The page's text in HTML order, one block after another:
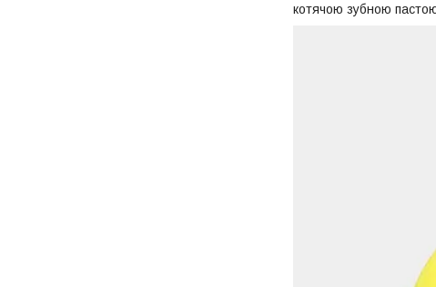
котячою зубною